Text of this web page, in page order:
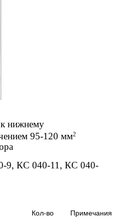
к нижнему
95-120 мм2
9, КС 040-11, КС 040-
Кол-во Примечания